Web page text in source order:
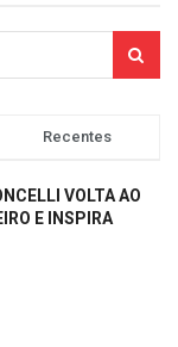
Recentes
VOLTA AO
E INSPIRA